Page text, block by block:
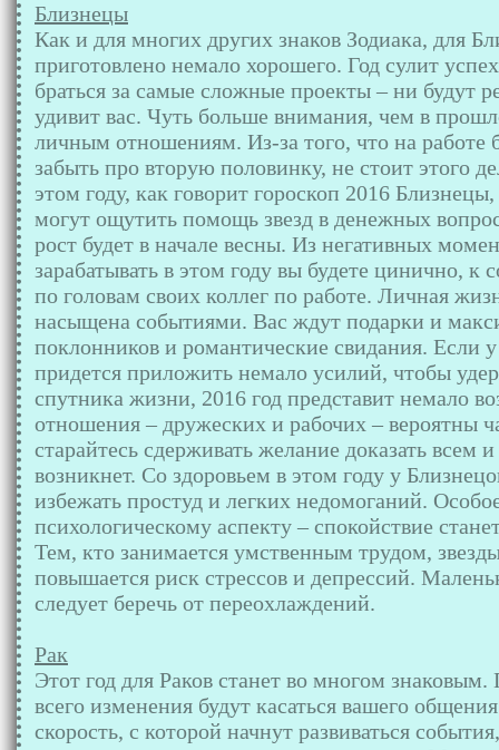
Близнецы
Как и для многих других знаков Зодиака, для
приготовлено немало хорошего. Год сулит
браться за самые сложные проекты – ни будут
удивит вас. Чуть больше внимания, чем в
личным отношениям. Из-за того, что на работе
забыть про вторую половинку, не стоит этого
этом году, как говорит гороскоп 2016
могут ощутить помощь звезд в денежных
рост будет в начале весны. Из негативных
зарабатывать в этом году вы будете цинично, к
по головам своих коллег по работе. Личная
насыщена событиями. Вас ждут подарки и
поклонников и романтические свидания. Если
придется приложить немало усилий, чтобы
спутника жизни, 2016 год представит немало
отношения – дружеских и рабочих – вероятны
старайтесь сдерживать желание доказать всем
возникнет. Со здоровьем в этом году у
избежать простуд и легких недомоганий.
психологическому аспекту – спокойствие
Тем, кто занимается умственным трудом,
повышается риск стрессов и депрессий.
следует беречь от переохлаждений.
Рак
Этот год для Раков станет во многом
всего изменения будут касаться вашего
скорость, с которой начнут развиваться